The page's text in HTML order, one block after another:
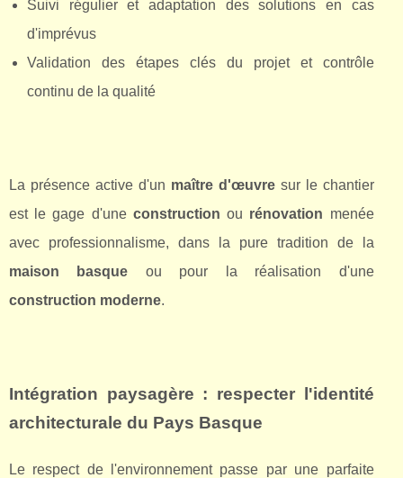
Suivi régulier et adaptation des solutions en cas
d'imprévus
Validation des étapes clés du projet et contrôle
continu de la qualité
La présence active d'un maître d'œuvresur le chantier
est le gage d'une construction ou rénovation menée
avec professionnalisme, dans la pure tradition de la
maison basque ou pour la réalisation d'une
construction moderne.
Intégration paysagère : respecter l'identité
architecturale du Pays Basque
Le respect de l'environnement passe par une parfaite